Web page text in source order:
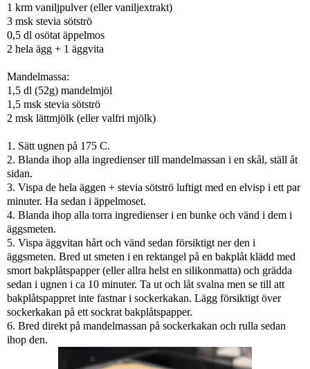
1 krm vaniljpulver (eller vaniljextrakt)
3 msk stevia sötströ
0,5 dl osötat äppelmos
2 hela ägg + 1 äggvita
Mandelmassa:
1,5 dl (52g) mandelmjöl
1,5 msk stevia sötströ
2 msk lättmjölk (eller valfri mjölk)
1. Sätt ugnen på 175 C.
2. Blanda ihop alla ingredienser till mandelmassan i en skål, ställ åt
sidan.
3. Vispa de hela äggen + stevia sötströ luftigt med en elvisp i ett par
minuter. Ha sedan i äppelmoset.
4. Blanda ihop alla torra ingredienser i en bunke och vänd i dem i
äggsmeten.
5. Vispa äggvitan hårt och vänd sedan försiktigt ner den i
äggsmeten. Bred ut smeten i en rektangel på en bakplåt klädd med
smort bakplåtspapper (eller allra helst en silikonmatta) och grädda
sedan i ugnen i ca 10 minuter. Ta ut och låt svalna men se till att
bakplåtspappret inte fastnar i sockerkakan. Lägg försiktigt över
sockerkakan på ett sockrat bakplåtspapper.
6. Bred direkt på mandelmassan på sockerkakan och rulla sedan
ihop den.